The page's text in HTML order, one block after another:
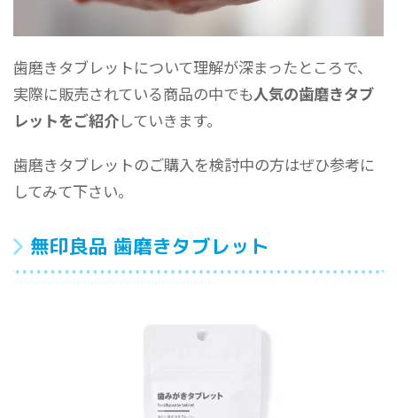
歯磨きタブレットについて理解が深まったところで、
実際に販売されている商品の中でも人気の歯磨きタブ
レットをご紹介していきます。
歯磨きタブレットのご購入を検討中の方はぜひ参考に
してみて下さい。
無印良品 歯磨きタブレット